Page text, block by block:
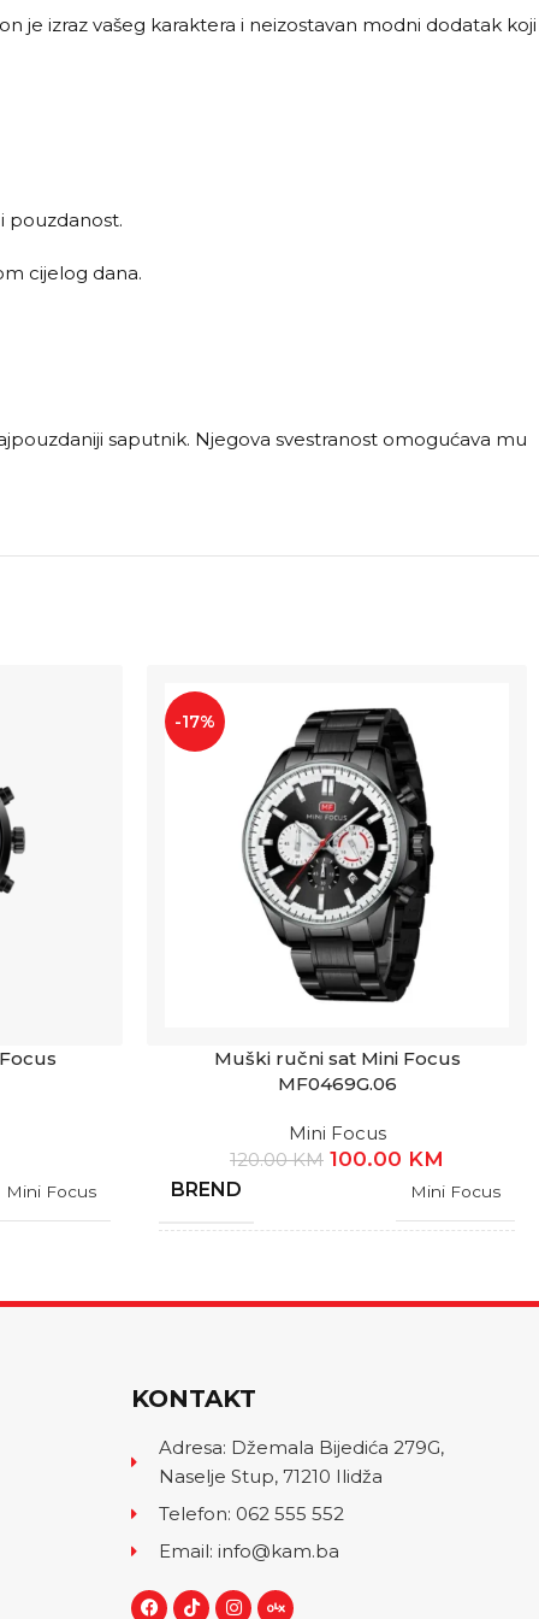
je izraz vašeg karaktera i neizostavan modni dodatak koji
pouzdanost.
cijelog dana.
saputnik. Njegova svestranost omogućava mu
Mini Focus
-17%
Muški ručni sat Mini Focus
MF0469G.06
Mini Focus
120.00KM 100.00 KM
BREND Mini Focus
KONTAKT
Adresa: Džemala Bijedića 279G,
Naselje Stup, 71210 Ilidža
Telefon: 062 555 552
Email: info@kam.ba